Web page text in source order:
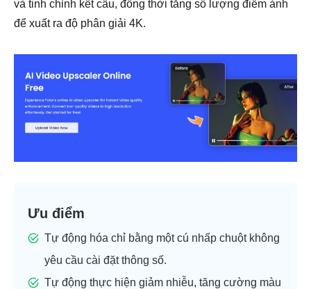
và tinh chỉnh kết cấu, đồng thời tăng số lượng điểm ảnh
để xuất ra độ phân giải 4K.
Ưu điểm
Tự động hóa chỉ bằng một cú nhấp chuột không
yêu cầu cài đặt thông số.
Tự động thực hiện giảm nhiễu, tăng cường màu